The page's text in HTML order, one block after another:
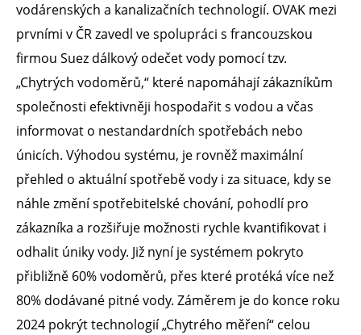
vodárenských a kanalizačních technologií. OVAK mezi
prvními v ČR zavedl ve spolupráci s francouzskou
firmou Suez dálkový odečet vody pomocí tzv.
„Chytrých vodoměrů,“ které napomáhají zákazníkům
společnosti efektivněji hospodařit s vodou a včas
informovat o nestandardních spotřebách nebo
únicích. Výhodou systému, je rovněž maximální
přehled o aktuální spotřebě vody i za situace, kdy se
náhle změní spotřebitelské chování, pohodlí pro
zákazníka a rozšiřuje možnosti rychle kvantifikovat i
odhalit úniky vody. Již nyní je systémem pokryto
přibližně 60% vodoměrů, přes které protéká více než
80% dodávané pitné vody. Záměrem je do konce roku
2024 pokrýt technologií „Chytrého měření“ celou